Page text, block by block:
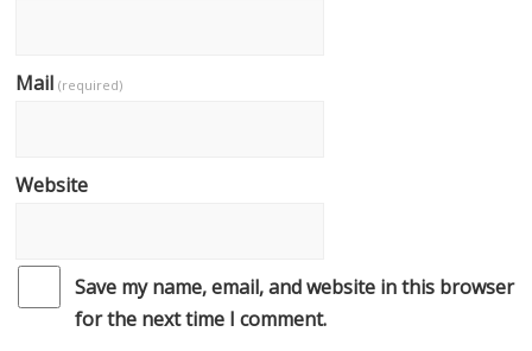
Mail(required)
Website
Save my name, email, and website in this browser
for the next time I comment.